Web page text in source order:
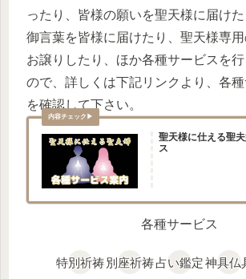
ったり、皆様の願いを聖天様に届け
御言葉を皆様に届けたり、聖天様専
お譲りしたり、ほか各種サービスを
ので、詳しくは下記リンクより、各
を確認して下さい。
聖天様に仕える聖
ス
各種サービス
特別祈祷別座祈祷占い鑑定神具仏